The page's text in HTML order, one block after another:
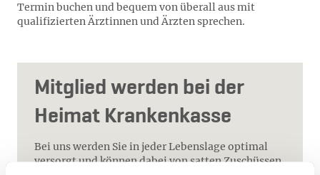
Termin buchen und bequem von überall aus mit
qualifizierten Ärztinnen und Ärzten sprechen.
Mitglied werden bei der
Heimat Krankenkasse
Bei uns werden Sie in jeder Lebenslage optimal
versorgt und können dabei von satten Zuschüssen